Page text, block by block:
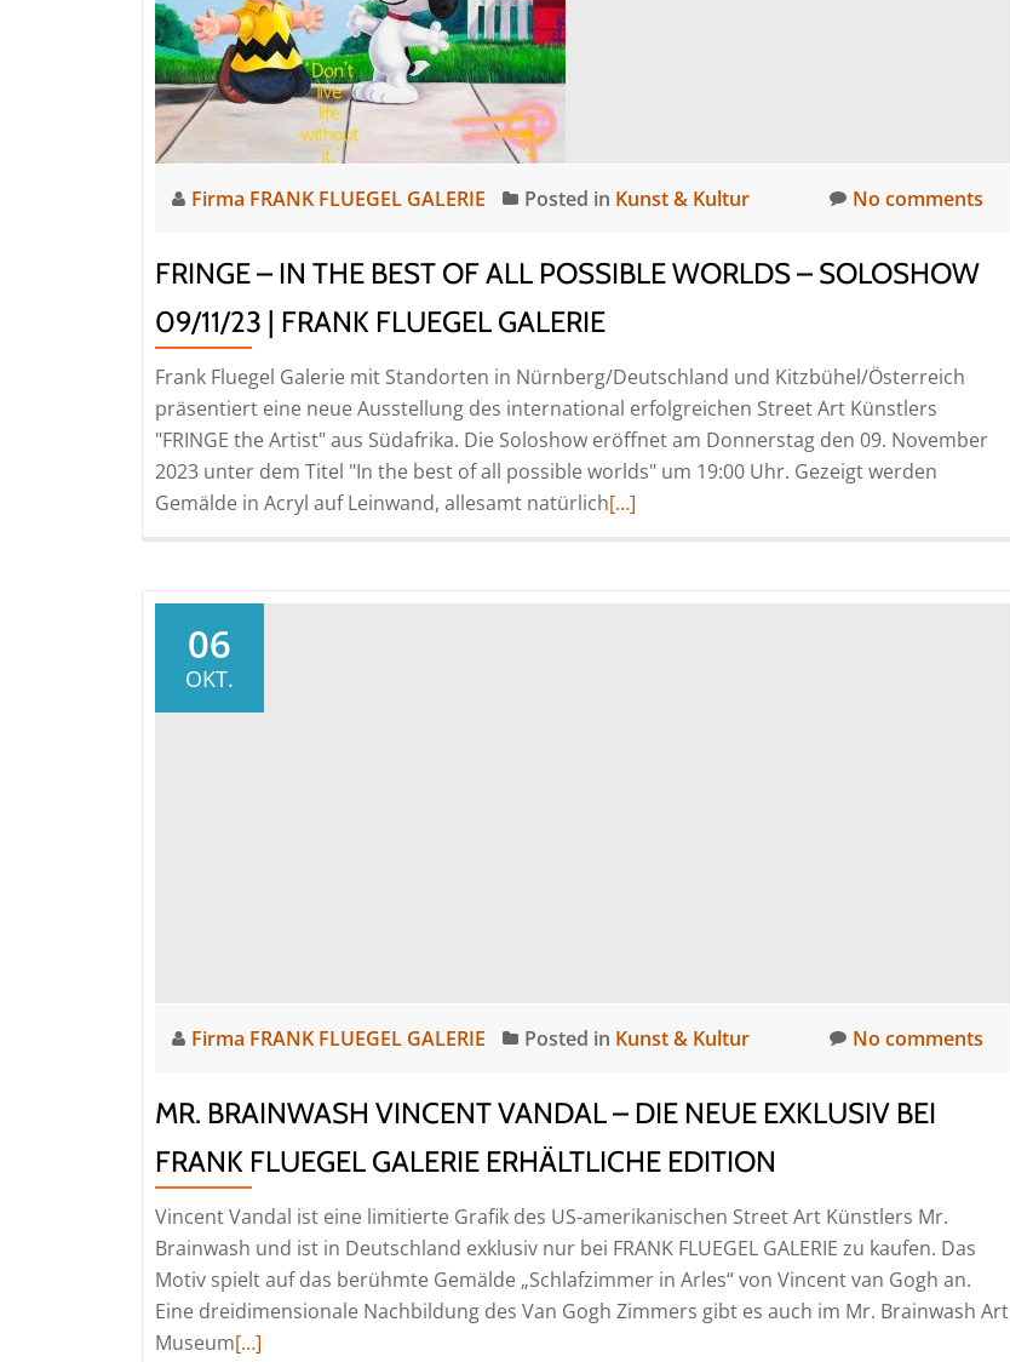
Ausstellung
Firma FRANK FLUEGEL GALERIE Posted in Kunst & Kultur No comments
FRINGE – IN THE BEST OF ALL POSSIBLE WORLDS – SOLOSHOW
09/11/23 | FRANK FLUEGEL GALERIE
Frank Fluegel Galerie mit Standorten in Nürnberg/Deutschland und Kitzbühel/Österreich
präsentiert eine neue Ausstellung des international erfolgreichen Street Art Künstlers
"FRINGE the Artist" aus Südafrika. Die Soloshow eröffnet am Donnerstag den 09. November
2023 unter dem Titel "In the best of all possible worlds" um 19:00 Uhr. Gezeigt werden
Gemälde in Acryl auf Leinwand, allesamt natürlichRead
FLUEGEL
[…]
06
OKT.
Firma FRANK FLUEGEL GALERIE Posted in Kunst & Kultur No comments
MR. BRAINWASH VINCENT VANDAL – DIE NEUE EXKLUSIV BEI
FRANK FLUEGEL GALERIE ERHÄLTLICHE EDITION
Vincent Vandal ist eine limitierte Grafik des US-amerikanischen Street Art Künstlers Mr.
Brainwash und ist in Deutschland exklusiv nur bei FRANK FLUEGEL GALERIE zu kaufen. Das
Motiv spielt auf das berühmte Gemälde „Schlafzimmer in Arles“ von Vincent van Gogh an.
Eine dreidimensionale Nachbildung des Van Gogh Zimmers gibt es auch im Mr. Brainwash Art
MuseumRead
[…]